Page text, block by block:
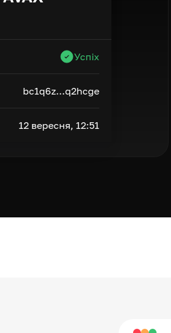
Успіх
bc1q6z...q2hcge
12 вересня, 12:51